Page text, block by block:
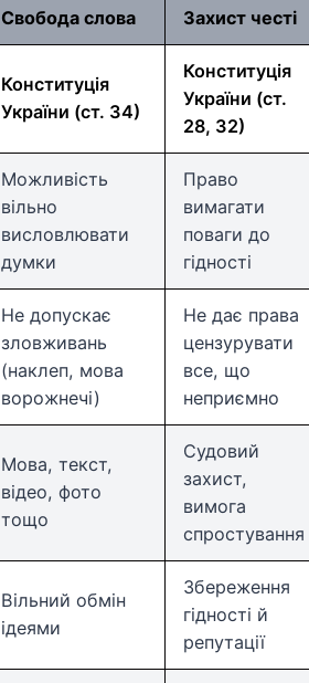
Свобода слова Захист честі
Конституція
України (ст. 34)
Конституція
України (ст.
28, 32)
Можливість
вільно
висловлювати
думки
Право
вимагати
поваги до
гідності
Не допускає
зловживань
(наклеп, мова
ворожнечі)
Не дає права
цензурувати
все, що
неприємно
Мова, текст,
відео, фото
тощо
Судовий
захист,
вимога
спростування
Вільний обмін
ідеями
Збереження
гідності й
репутації